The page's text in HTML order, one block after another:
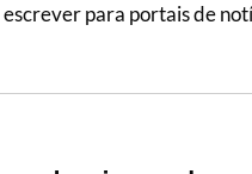
para portais de